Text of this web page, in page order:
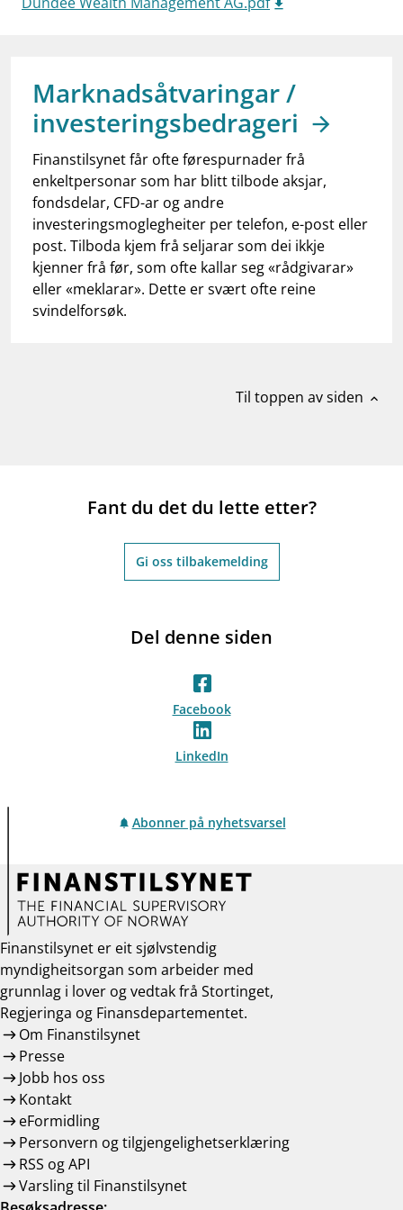
work_outlineJobb hos oss
notifications_noneAbonner på nyhetsvarsel
Marknadsåtvaringar /
investeringsbedrageri
Finanstilsynet får ofte førespurnader frå
enkeltpersonar som har blitt tilbode aksjar,
fondsdelar, CFD-ar og andre
investeringsmoglegheiter per telefon, e-post eller
post. Tilboda kjem frå seljarar som dei ikkje
kjenner frå før, som ofte kallar seg «rådgivarar»
eller «meklarar». Dette er svært ofte reine
svindelforsøk.
Til toppen av siden expand_less
Fant du det du lette etter?
Gi oss tilbakemelding
Del denne siden
Facebook
LinkedIn
Abonner på nyhetsvarsel
Finanstilsynet er eit sjølvstendig
myndigheitsorgan som arbeider med
grunnlag i lover og vedtak frå Stortinget,
Regjeringa og Finansdepartementet.
Om Finanstilsynet
Presse
Jobb hos oss
Kontakt
eFormidling
Personvern og tilgjengelighetserklæring
RSS og API
Varsling til Finanstilsynet